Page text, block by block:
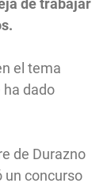
el tema
ha dado
de Durazno
un concurso